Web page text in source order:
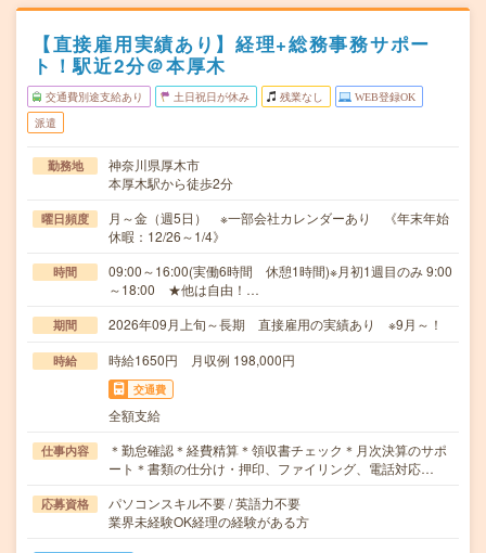
【直接雇用実績あり】経理+総務事務サポー
ト！駅近2分＠本厚木
交通費別途支給あり 土日祝日が休み 残業なし WEB登録OK
派遣
勤務地
神奈川県厚木市
本厚木駅から徒歩2分
曜日頻度
月～金（週5日） ※一部会社カレンダーあり 《年末年始
休暇：12/26～1/4》
時間
09:00～16:00(実働6時間 休憩1時間)※月初1週目のみ 9:00
～18:00 ★他は自由！…
期間 2026年09月上旬～長期 直接雇用の実績あり ※9月～！
時給 時給1650円 月収例 198,000円
交通費
全額支給
仕事内容
＊勤怠確認＊経費精算＊領収書チェック＊月次決算のサポ
ート＊書類の仕分け・押印、ファイリング、電話対応…
応募資格
パソコンスキル不要 / 英語力不要
業界未経験OK経理の経験がある方